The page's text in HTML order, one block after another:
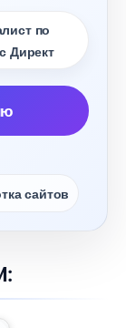
по
Директ
сайто